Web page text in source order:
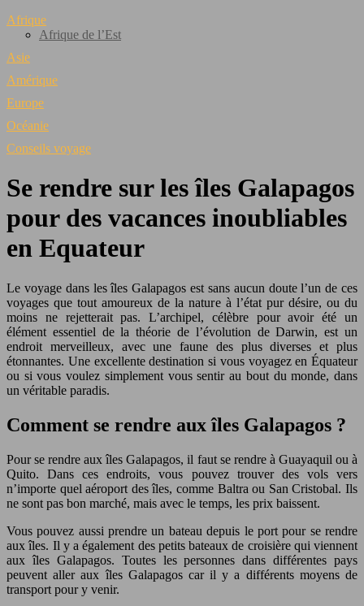
Afrique
Afrique de l’Est
Asie
Amérique
Europe
Océanie
Conseils voyage
Se rendre sur les îles Galapagos
pour des vacances inoubliables
en Equateur
Le voyage dans les îles Galapagos est sans aucun doute l’un de ces
voyages que tout amoureux de la nature à l’état pur désire, ou du
moins ne rejetterait pas. L’archipel, célèbre pour avoir été un
élément essentiel de la théorie de l’évolution de Darwin, est un
endroit merveilleux, avec une faune des plus diverses et plus
étonnantes. Une excellente destination si vous voyagez en Équateur
ou si vous voulez simplement vous sentir au bout du monde, dans
un véritable paradis.
Comment se rendre aux îles Galapagos ?
Pour se rendre aux îles Galapagos, il faut se rendre à Guayaquil ou à
Quito. Dans ces endroits, vous pouvez trouver des vols vers
n’importe quel aéroport des îles, comme Baltra ou San Cristobal. Ils
ne sont pas bon marché, mais avec le temps, les prix baissent.
Vous pouvez aussi prendre un bateau depuis le port pour se rendre
aux îles. Il y a également des petits bateaux de croisière qui viennent
aux îles Galapagos. Toutes les personnes dans différentes pays
peuvent aller aux îles Galapagos car il y a différents moyens de
transport pour y venir.